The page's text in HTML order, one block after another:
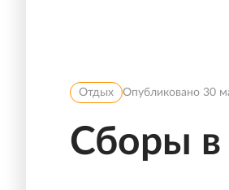
Отдых Опубликовано 30
Сборы в